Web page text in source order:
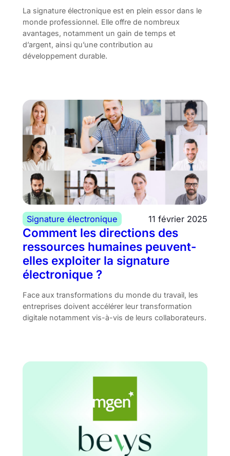
La signature électronique est en plein essor dans le
monde professionnel. Elle offre de nombreux
avantages, notamment un gain de temps et
d’argent, ainsi qu’une contribution au
développement durable.
Signature électronique 11 février 2025
Comment les directions des
ressources humaines peuvent-
elles exploiter la signature
électronique ?
Face aux transformations du monde du travail, les
entreprises doivent accélérer leur transformation
digitale notamment vis-à-vis de leurs collaborateurs.